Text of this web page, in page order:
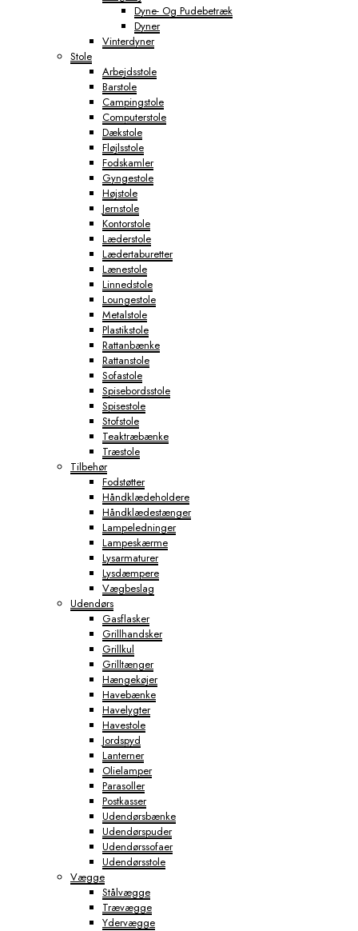
Dyne- Og Pudebetræk
Dyner
Vinterdyner
Stole
Arbejdsstole
Barstole
Campingstole
Computerstole
Dækstole
Fløjlsstole
Fodskamler
Gyngestole
Højstole
Jernstole
Kontorstole
Læderstole
Lædertaburetter
Lænestole
Linnedstole
Loungestole
Metalstole
Plastikstole
Rattanbænke
Rattanstole
Sofastole
Spisebordsstole
Spisestole
Stofstole
Teaktræbænke
Træstole
Tilbehør
Fodstøtter
Håndklædeholdere
Håndklædestænger
Lampeledninger
Lampeskærme
Lysarmaturer
Lysdæmpere
Vægbeslag
Udendørs
Gasflasker
Grillhandsker
Grillkul
Grilltænger
Hængekøjer
Havebænke
Havelygter
Havestole
Jordspyd
Lanterner
Olielamper
Parasoller
Postkasser
Udendørsbænke
Udendørspuder
Udendørssofaer
Udendørsstole
Vægge
Stålvægge
Trævægge
Ydervægge